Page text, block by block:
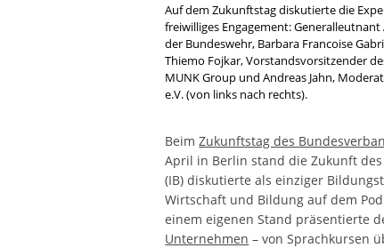
Auf dem Zukunftstag diskutierte die
freiwilliges Engagement:
der Bundeswehr, Barbara Francoise
Thiemo Fojkar, Vorstandsvorsitzender
MUNK Group und Andreas Jahn,
e.V. (von links nach rechts).
BeimZukunftstag des
April in Berlin stand die Zukunft
(IB) diskutierte als einziger
Wirtschaft und Bildung auf dem
einem eigenen Stand präsentierte
Unternehmen – von Sprachkursen